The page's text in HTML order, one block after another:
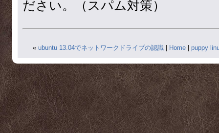
ださい。（スパム対策）
« ubuntu 13.04でネットワークドライブの認識 Home puppy